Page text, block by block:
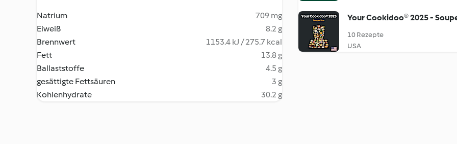
Natrium
709 mg
Eiweiß
8.2 g
Brennwert
1153.4 kJ / 275.7 kcal
Fett
13.8 g
Ballaststoffe
4.5 g
gesättigte Fettsäuren
3 g
Kohlenhydrate
30.2 g
Your Cookidoo® 2025 -
10 Rezepte
USA